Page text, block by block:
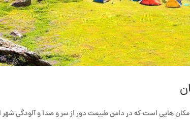
هایی است که در دامن طبیعت دور از سر و صدا و آلودگی